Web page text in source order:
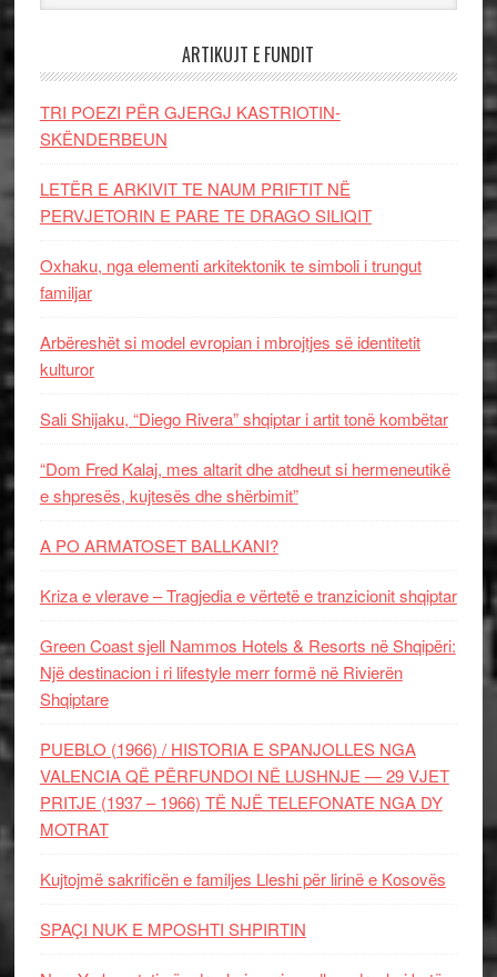
ARTIKUJT E FUNDIT
TRI POEZI PËR GJERGJ KASTRIOTIN-
SKËNDERBEUN
LETËR E ARKIVIT TE NAUM PRIFTIT NË
PERVJETORIN E PARE TE DRAGO SILIQIT
Oxhaku, nga elementi arkitektonik te simboli i trungut
familjar
Arbëreshët si model evropian i mbrojtjes së identitetit
kulturor
Sali Shijaku, “Diego Rivera” shqiptar i artit tonë kombëtar
“Dom Fred Kalaj, mes altarit dhe atdheut si hermeneutikë
e shpresës, kujtesës dhe shërbimit”
A PO ARMATOSET BALLKANI?
Kriza e vlerave – Tragjedia e vërtetë e tranzicionit shqiptar
Green Coast sjell Nammos Hotels & Resorts në Shqipëri:
Një destinacion i ri lifestyle merr formë në Rivierën
Shqiptare
PUEBLO (1966) / HISTORIA E SPANJOLLES NGA
VALENCIA QË PËRFUNDOI NË LUSHNJE — 29 VJET
PRITJE (1937 – 1966) TË NJË TELEFONATE NGA DY
MOTRAT
Kujtojmë sakrificën e familjes Lleshi për lirinë e Kosovës
SPAÇI NUK E MPOSHTI SHPIRTIN